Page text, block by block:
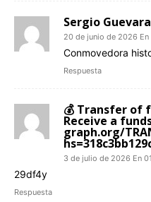
Sergio
20 de junio de 2026 En
Conmovedora
Respuesta
💰 Transfer of
Receive a
graph.org/
3 de julio de 2026 En
29df4y
Respuesta